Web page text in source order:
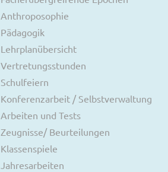
Anthroposophie
Pädagogik
Lehrplanübersicht
Vertretungsstunden
Schulfeiern
Konferenzarbeit / Selbstverwaltung
Arbeiten und Tests
Zeugnisse/ Beurteilungen
Klassenspiele
Jahresarbeiten